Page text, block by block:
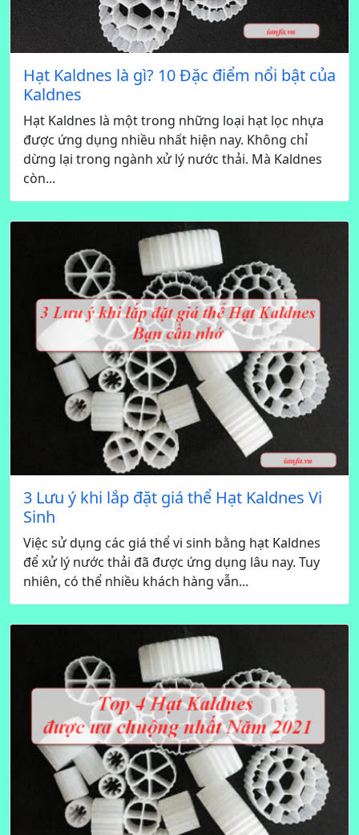
Hạt Kaldnes là gì? 10 Đặc điểm nổi bật của
Kaldnes
Hạt Kaldnes là một trong những loại hạt lọc nhựa
được ứng dụng nhiều nhất hiện nay. Không chỉ
dừng lại trong ngành xử lý nước thải. Mà Kaldnes
còn...
3 Lưu ý khi lắp đặt giá thể Hạt Kaldnes Vi
Sinh
Việc sử dụng các giá thể vi sinh bằng hạt Kaldnes
để xử lý nước thải đã được ứng dụng lâu nay. Tuy
nhiên, có thể nhiều khách hàng vẫn...